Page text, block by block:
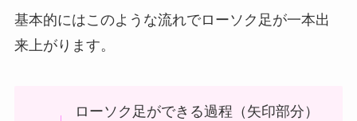
基本的にはこのような流れでローソク足が一本出
来上がります。
ローソク足ができる過程（矢印部分）